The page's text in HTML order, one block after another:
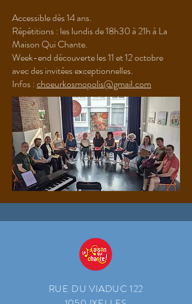
Accessible dès 14 ans.
Répétitions : les lundis de 18h30 à 21h à La
Maison Qui Chante.
Week-end découverte les 11 et 12 octobre
avec des invitées exceptionnelles.
Infos :choeurkosmopolis@gmail.com
RUE DU VIADUC 122